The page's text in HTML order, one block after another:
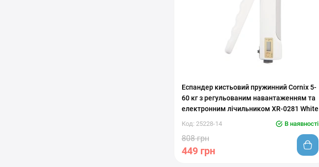
Еспандер кистьовий пружинний Cornix 5-
60 кг з регульованим навантаженням та
електронним лічильником XR-0281 White
Код: 25228-14 В наявності
808 грн
449 грн